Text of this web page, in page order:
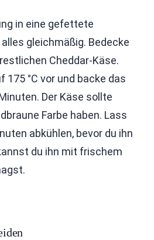
in eine gefettete
gleichmäßig. Bedecke
Cheddar-Käse.
175 °C vor und backe das
Der Käse sollte
Farbe haben. Lass
abkühlen, bevor du ihn
du ihn mit frischem